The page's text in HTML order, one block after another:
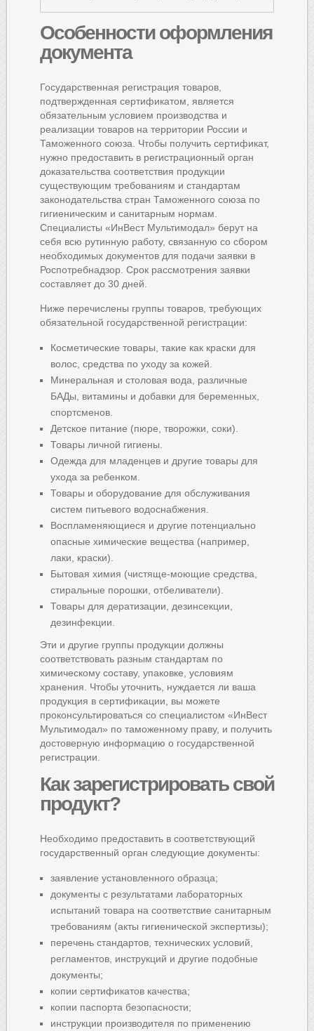
Особенностиоформления
документа
Государственная регистрация товаров,
подтвержденная сертификатом, является
обязательным условием производства и
реализации товаров на территории России и
Таможенного союза. Чтобы получить сертификат,
нужно предоставить в регистрационный орган
доказательства соответствия продукции
существующим требованиям и стандартам
законодательства стран Таможенного союза по
гигиеническим и санитарным нормам.
Специалисты «ИнВест Мультимодал» берут на
себя всю рутинную работу, связанную со сбором
необходимых документов для подачи заявки в
Роспотребнадзор. Срок рассмотрения заявки
составляет до 30 дней.
Ниже перечислены группы товаров, требующих
обязательной государственной регистрации:
Косметические товары, такие как краски для
волос, средства по уходу за кожей.
Минеральная и столовая вода, различные
БАДы, витамины и добавки для беременных,
спортсменов.
Детское питание (пюре, творожки, соки).
Товары личной гигиены.
Одежда для младенцев и другие товары для
ухода за ребенком.
Товары и оборудование для обслуживания
систем питьевого водоснабжения.
Воспламеняющиеся и другие потенциально
опасные химические вещества (например,
лаки, краски).
Бытовая химия (чистяще-моющие средства,
стиральные порошки, отбеливатели).
Товары для дератизации, дезинсекции,
дезинфекции.
Эти и другие группы продукции должны
соответствовать разным стандартам по
химическому составу, упаковке, условиям
хранения. Чтобы уточнить, нуждается ли ваша
продукция в сертификации, вы можете
проконсультироваться со специалистом «ИнВест
Мультимодал» по таможенному праву, и получить
достоверную информацию о государственной
регистрации.
Какзарегистрировать свой
продукт?
Необходимо предоставить в соответствующий
государственный орган следующие документы:
заявление установленного образца;
документы с результатами лабораторных
испытаний товара на соответствие санитарным
требованиям (акты гигиенической экспертизы);
перечень стандартов, технических условий,
регламентов, инструкций и другие подобные
документы;
копии сертификатов качества;
копии паспорта безопасности;
инструкции производителя по применению